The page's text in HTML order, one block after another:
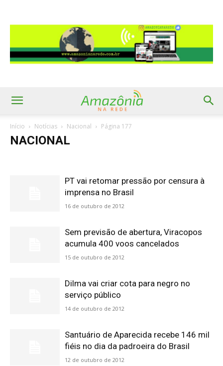
Início Notícias Nacional Página 177
NACIONAL
PT vai retomar pressão por censura à
imprensa no Brasil
16 de outubro de 2012
Sem previsão de abertura, Viracopos
acumula 400 voos cancelados
15 de outubro de 2012
Dilma vai criar cota para negro no
serviço público
14 de outubro de 2012
Santuário de Aparecida recebe 146 mil
fiéis no dia da padroeira do Brasil
12 de outubro de 2012